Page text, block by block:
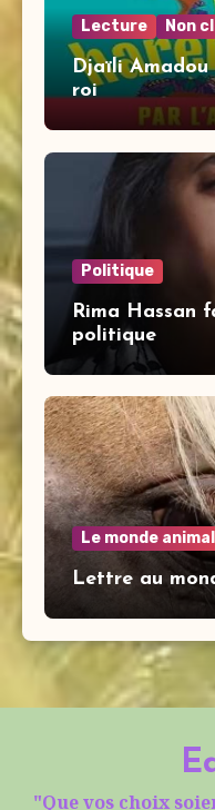
Lecture Non
Djaïli Amadou
roi
Politique
Rima Hassan
politique
Le monde animal
Lettre au
"Que vos choix